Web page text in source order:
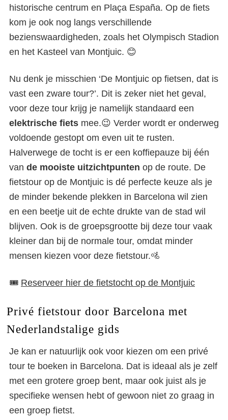
historische centrum en Plaça España. Op de fiets
kom je ook nog langs verschillende
bezienswaardigheden, zoals het Olympisch Stadion
en het Kasteel van Montjuic. 😊
Nu denk je misschien ‘De Montjuic op fietsen, dat is
vast een zware tour?’. Dit is zeker niet het geval,
voor deze tour krijg je namelijk standaard een
elektrische fiets mee.😉 Verder wordt er onderweg
voldoende gestopt om even uit te rusten.
Halverwege de tocht is er een koffiepauze bij één
van de mooiste uitzichtpunten op de route. De
fietstour op de Montjuic is dé perfecte keuze als je
de minder bekende plekken in Barcelona wil zien
en een beetje uit de echte drukte van de stad wil
blijven. Ook is de groepsgrootte bij deze tour vaak
kleiner dan bij de normale tour, omdat minder
mensen kiezen voor deze fietstour.🚵
🎟️ Reserveer hier de fietstocht op de Montjuic
Privé fietstour door Barcelona met
Nederlandstalige gids
Je kan er natuurlijk ook voor kiezen om een privé
tour te boeken in Barcelona. Dat is ideaal als je zelf
met een grotere groep bent, maar ook juist als je
specifieke wensen hebt of gewoon niet zo graag in
een groep fietst.